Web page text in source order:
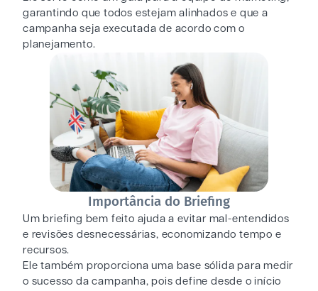
garantindo que todos estejam alinhados e que a
campanha seja executada de acordo com o
planejamento.
Importância do Briefing
Um briefing bem feito ajuda a evitar mal-entendidos
e revisões desnecessárias, economizando tempo e
recursos.
Ele também proporciona uma base sólida para medir
o sucesso da campanha, pois define desde o início